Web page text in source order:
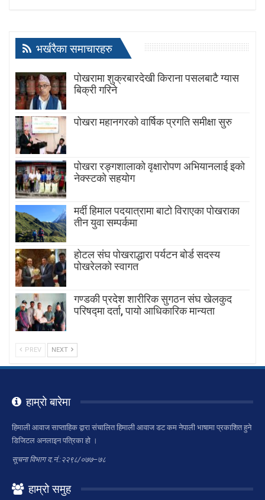
भर्खरैका समाचारहरु
पोखरामा शुक्रबारदेखी किराना पसलबाटै ग्यास
बिक्री गरिने
पोखरा महानगरको वार्षिक प्रगति समीक्षा सुरु
पोखरा रङ्गशालाको वृक्षारोपण अभियानलाई इको
नेक्स्टको सहयोग
मर्दी हिमाल पदयात्रामा बाटाे विराएका पाेखराका
तीन युवा सम्पर्कमा
होटल संघ पोखराद्धारा पर्यटन बोर्ड सदस्य
पोखरेलको स्वागत
गण्डकी प्रदेश शारीरिक सुगठन संघ खेलकुद
परिषद्मा दर्ता, पायाे आधिकारिक मान्यता
PREV NEXT
हाम्रो बारेमा
हिमाली आवाज साप्ताहिक द्वारा संचालित हिमाली आवाज डट कम नेपाली भाषामा प्रकाशित हुने
डिजिटल अनलाइन पत्रिका हो ।
सूचना विभाग द.नं.:२२९८/०७७–७८
हाम्रो समुह